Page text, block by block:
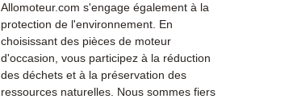
Allomoteur.com s'engage également à la
protection de l'environnement. En
choisissant des pièces de moteur
d'occasion, vous participez à la réduction
des déchets et à la préservation des
ressources naturelles. Nous sommes fiers